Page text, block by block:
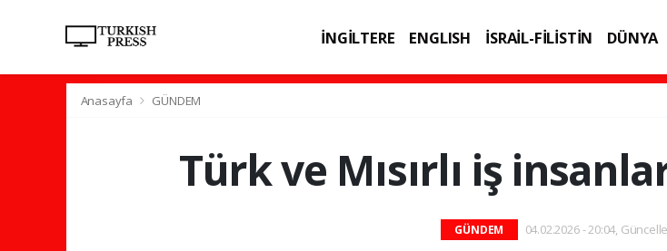
İNGİLTERE ENGLISH İSRAİL-FİLİSTİN DÜNYA
Anasayfa GÜNDEM
Türk ve Mısırlı iş
GÜNDEM 04.02.2026 - 20:04,